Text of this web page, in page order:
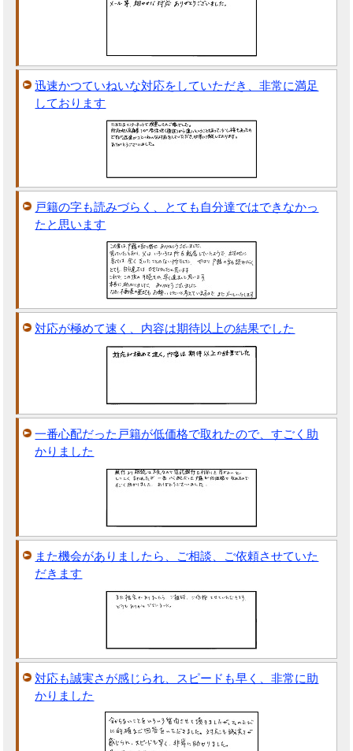
迅速かつていねいな対応をしていただき、非常に満足
しております
戸籍の字も読みづらく、とても自分達ではできなかっ
たと思います
対応が極めて速く、内容は期待以上の結果でした
一番心配だった戸籍が低価格で取れたので、すごく助
かりました
また機会がありましたら、ご相談、ご依頼させていた
だきます
対応も誠実さが感じられ、スピードも早く、非常に助
かりました